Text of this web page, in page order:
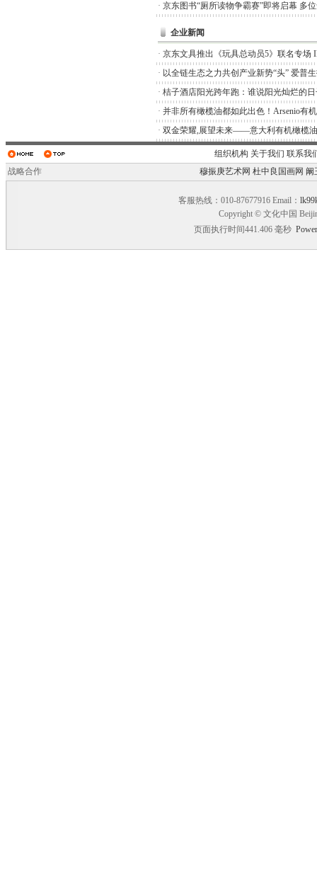
· 京东图书“厕所读物争霸赛”即将启幕 多
企业新闻
· 京东文具推出《玩具总动员5》联名专场
· 以全链生态之力共创产业新势“头” 爱普
· 桔子酒店阳光跨年跑：谁说阳光灿烂的
· 并非所有橄榄油都如此出色！Arsenio有
· 双金荣耀,展望未来——意大利有机橄榄
组织机构 关于我们 联系我
战略合作
穆振庚艺术网 杜中良国画网 阚
客服热线：010-87677916 Email：
Copyright © 文化中国
页面执行时间441.406 毫秒